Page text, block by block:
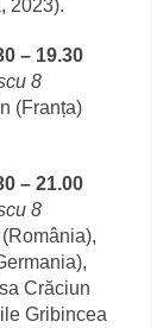
2023).
– 19.30
8
(Franța)
– 21.00
8
Crăciun
Gribincea